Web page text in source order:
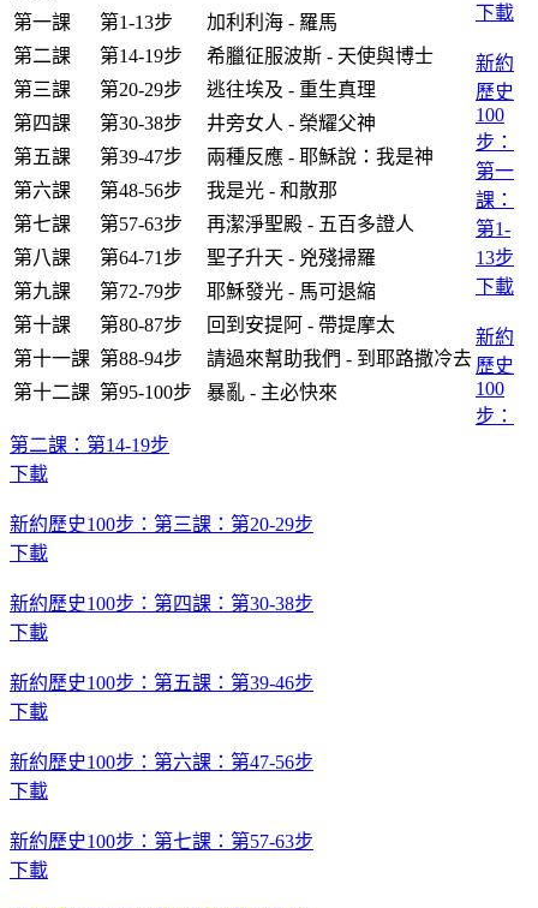
第一課
第1-13步
加利利海 - 羅馬
第二課
第14-19步
希臘征服波斯 - 天使與博士
第三課
第20-29步
逃往埃及 - 重生真理
第四課
第30-38步
井旁女人 - 榮耀父神
第五課
第39-47步
兩種反應 - 耶穌說：我是神
第六課
第48-56步
我是光 - 和散那
第七課
第57-63步
再潔淨聖殿 - 五百多證人
第八課
第64-71步
聖子升天 - 兇殘掃羅
第九課
第72-79步
耶穌發光 - 馬可退縮
第十課
第80-87步
回到安提阿 - 帶提摩太
第十一課 第88-94步
請過來幫助我們 - 到耶路撒冷去
第十二課 第95-100步 暴亂 - 主必快來
下載
新約
歷史
100
步：
第一
課：
第1-
13步
下載
新約
歷史
100
步：
第二課：第14-19步
下載
新約歷史100步：第三課：第20-29步
下載
新約歷史100步：第四課：第30-38步
下載
新約歷史100步：第五課：第39-46步
下載
新約歷史100步：第六課：第47-56步
下載
新約歷史100步：第七課：第57-63步
下載